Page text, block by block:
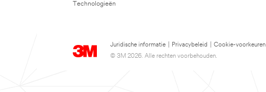
Technologieën
Juridische informatie Privacybeleid
Cookie-voorkeuren
© 3M 2026. Alle rechten voorbehouden.